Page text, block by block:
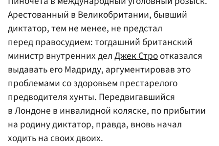
Арестованный в Великобритании, бывший
диктатор, тем не менее, не предстал
перед правосудием: тогдашний британский
министр внутренних делДжек Строотказался
выдавать его Мадриду, аргументировав это
проблемами со здоровьем престарелого
предводителя хунты. Передвигавшийся
в Лондоне в инвалидной коляске, по прибытии
на родину диктатор, правда, вновь начал
ходить на своих двоих.